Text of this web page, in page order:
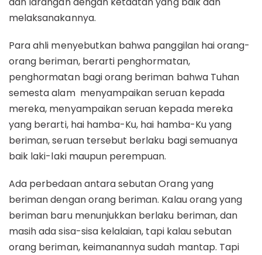
melaksanakannya.
Para ahli menyebutkan bahwa panggilan hai orang-
orang beriman, berarti penghormatan,
penghormatan bagi orang beriman bahwa Tuhan
semesta alam menyampaikan seruan kepada
mereka, menyampaikan seruan kepada mereka
yang berarti, hai hamba-Ku, hai hamba-Ku yang
beriman, seruan tersebut berlaku bagi semuanya
baik laki-laki maupun perempuan.
Ada perbedaan antara sebutan Orang yang
beriman dengan orang beriman. Kalau orang yang
beriman baru menunjukkan berlaku beriman, dan
masih ada sisa-sisa kelalaian, tapi kalau sebutan
orang beriman, keimanannya sudah mantap. Tapi